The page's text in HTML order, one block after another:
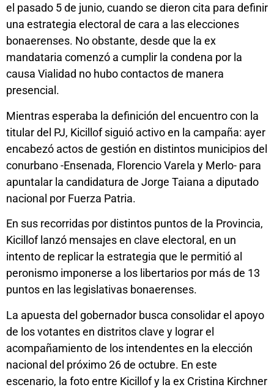
el pasado 5 de junio, cuando se dieron cita para definir
una estrategia electoral de cara a las elecciones
bonaerenses. No obstante, desde que la ex
mandataria comenzó a cumplir la condena por la
causa Vialidad no hubo contactos de manera
presencial.
Mientras esperaba la definición del encuentro con la
titular del PJ, Kicillof siguió activo en la campaña: ayer
encabezó actos de gestión en distintos municipios del
conurbano -Ensenada, Florencio Varela y Merlo- para
apuntalar la candidatura de Jorge Taiana a diputado
nacional por Fuerza Patria.
En sus recorridas por distintos puntos de la Provincia,
Kicillof lanzó mensajes en clave electoral, en un
intento de replicar la estrategia que le permitió al
peronismo imponerse a los libertarios por más de 13
puntos en las legislativas bonaerenses.
La apuesta del gobernador busca consolidar el apoyo
de los votantes en distritos clave y lograr el
acompañamiento de los intendentes en la elección
nacional del próximo 26 de octubre. En este
escenario, la foto entre Kicillof y la ex Cristina Kirchner